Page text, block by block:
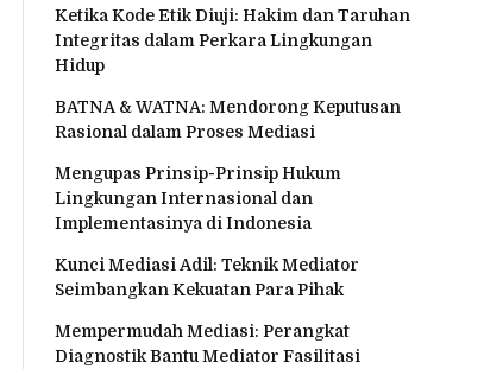
Ketika Kode Etik Diuji: Hakim dan Taruhan
Integritas dalam Perkara Lingkungan
Hidup
BATNA & WATNA: Mendorong Keputusan
Rasional dalam Proses Mediasi
Mengupas Prinsip-Prinsip Hukum
Lingkungan Internasional dan
Implementasinya di Indonesia
Kunci Mediasi Adil: Teknik Mediator
Seimbangkan Kekuatan Para Pihak
Mempermudah Mediasi: Perangkat
Diagnostik Bantu Mediator Fasilitasi